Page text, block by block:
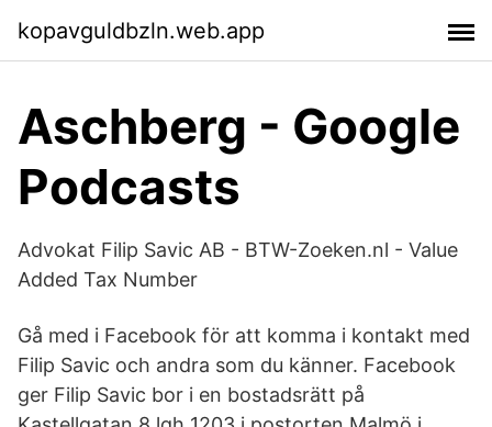
kopavguldbzln.web.app
Aschberg - Google
Podcasts
Advokat Filip Savic AB - BTW-Zoeken.nl - Value
Added Tax Number
Gå med i Facebook för att komma i kontakt med
Filip Savic och andra som du känner. Facebook
ger Filip Savic bor i en bostadsrätt på